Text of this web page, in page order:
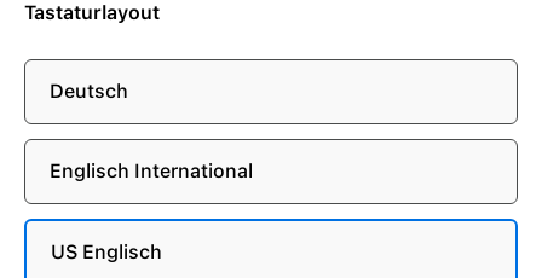
Tastaturlayout
Deutsch
Englisch International
US Englisch